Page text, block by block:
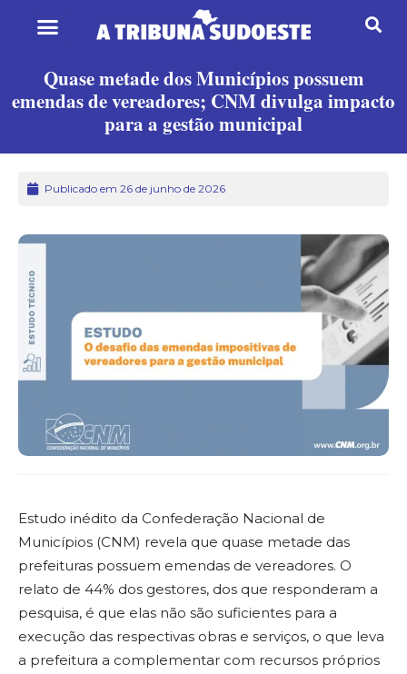
Quase metade dos Municípios possuem
emendas de vereadores; CNM divulga impacto
para a gestão municipal
Publicado em 26 de junho de 2026
Estudo inédito da Confederação Nacional de
Municípios (CNM) revela que quase metade das
prefeituras possuem emendas de vereadores. O
relato de 44% dos gestores, dos que responderam a
pesquisa, é que elas não são suficientes para a
execução das respectivas obras e serviços, o que leva
a prefeitura a complementar com recursos próprios